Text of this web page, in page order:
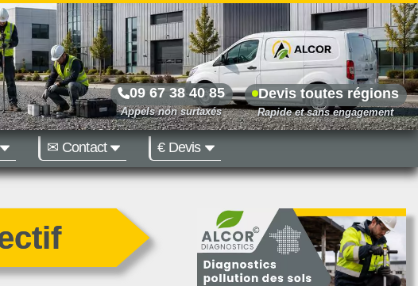
09 67 38 40 85 Devis toutes régions
✉ Contact € Devis